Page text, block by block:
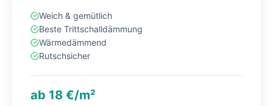
Weich & gemütlich
Beste Trittschalldämmung
Wärmedämmend
Rutschsicher
ab 18 €/m²